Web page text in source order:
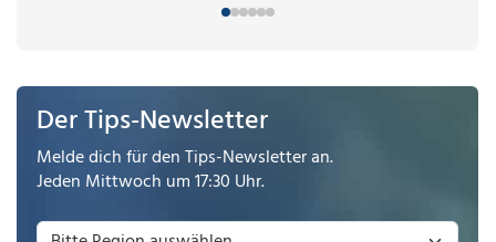
Der Tips-Newsletter
Melde dich für den Tips-Newsletter an.
Jeden Mittwoch um 17:30 Uhr.